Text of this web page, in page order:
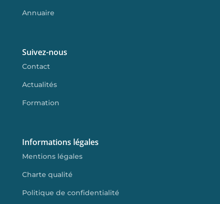
Annuaire
Suivez-nous
Contact
Actualités
Formation
Informations légales
Mentions légales
Charte qualité
Politique de confidentialité